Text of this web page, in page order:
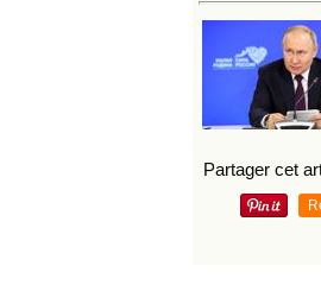
Partager cet